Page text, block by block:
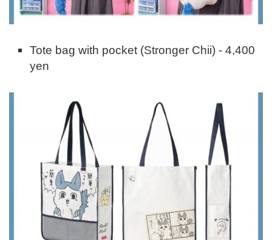
Tote bag with pocket (Stronger Chii) - 4,400
yen